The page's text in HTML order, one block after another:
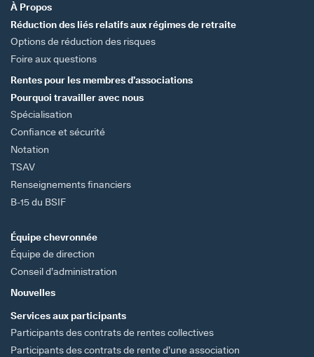
À Propos
Réduction desliés relatifsaux régimesde retraite
Options de réduction des risques
Foire aux questions
Rentes pour les membres d’associations
Pourquoi travailleravec nous
Spécialisation
Confiance et sécurité
Notation
TSAV
Renseignements financiers
B-15 du BSIF
Équipechevronnée
Équipe de direction
Conseil d’administration
Nouvelles
Services aux participants
Participants des contrats de rentes collectives
Participants des contrats de rente d’une association